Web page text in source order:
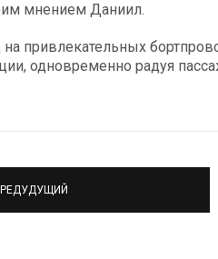
мнением Даниил.
привлекательных
одновременно радуя